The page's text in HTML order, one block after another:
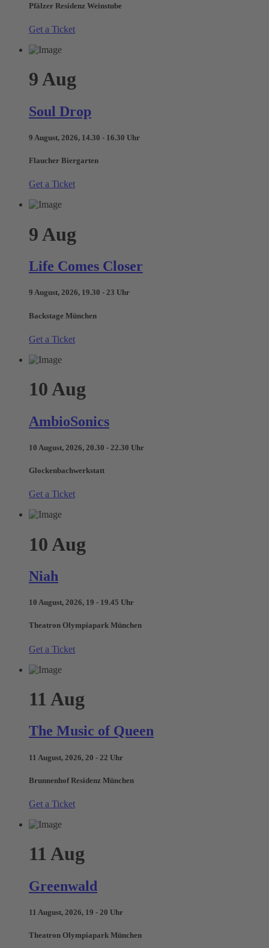
Pfälzer Residenz Weinstube
Get a Ticket
9Aug
Soul Drop
9 August, 2026, 14.30 - 16.30 Uhr
Flaucher Biergarten
Get a Ticket
9 Aug
Life Comes Closer
9 August, 2026, 19.30 - 23 Uhr
Backstage München
Get a Ticket
10Aug
AmbioSonics
10 August, 2026, 20.30 - 22.30 Uhr
Glockenbachwerkstatt
Get a Ticket
10 Aug
Niah
10 August, 2026, 19 - 19.45 Uhr
Theatron Olympiapark München
Get a Ticket
11 Aug
The Music of Queen
11 August, 2026, 20 - 22 Uhr
Brunnenhof Residenz München
Get a Ticket
11Aug
Greenwald
11 August, 2026, 19 - 20 Uhr
Theatron Olympiapark München